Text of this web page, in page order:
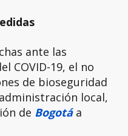
ante las
COVID-19, el no
de bioseguridad
local,
de Bogotáa